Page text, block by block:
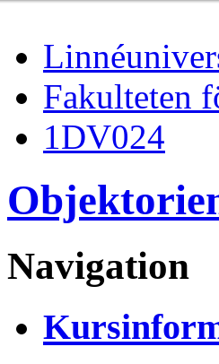
Fakulteten
1DV024
Navigation